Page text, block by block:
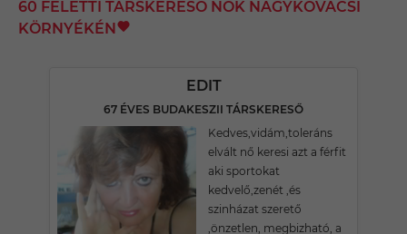
60 FELETTI TÁRSKERESŐ NŐK NAGYKOVÁCSI
KÖRNYÉKÉN
EDIT
67 ÉVES BUDAKESZII TÁRSKERESŐ
Kedves,vidám,toleráns
elvált nő keresi azt a férfit
aki sportokat
kedvelő,zenét ,és
szinházat szerető
,önzetlen, megbizható, a